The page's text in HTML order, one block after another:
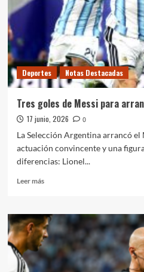
Deportes Notas Destacadas
Tres goles de Messi para
17 junio, 2026
0
La Selección Argentina arrancó
actuación convincente y una
diferencias: Lionel...
Leer másLeer
Tres
goles
de
Messi
para
arrancar